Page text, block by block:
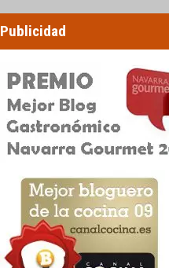
Publicidad